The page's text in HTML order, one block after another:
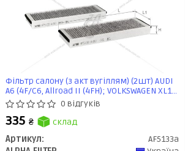
Фільтр салону (з акт вугіллям) (2шт) AUDI
A6 (4F/C6, Allroad II (4FH); VOLKSWAGEN XL1
(AF5133a) Альфа0 відгуків
335 ₴
склад
Артикул:
AF5133a